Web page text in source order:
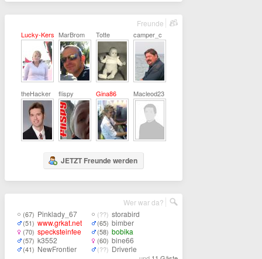
Lucky-KerstinMarBrom Totte camper_c
theHacker flispy Gina86 Macleod23
JETZT Freunde werden
Freunde
(67) Pinklady_67
(51) www.grkat.net
(70) specksteinfee
(57) k3552
(41) NewFrontier
(??) storabird
(65) bimber
(58) bobika
(60) bine66
(??) Driverle
Wer war da?